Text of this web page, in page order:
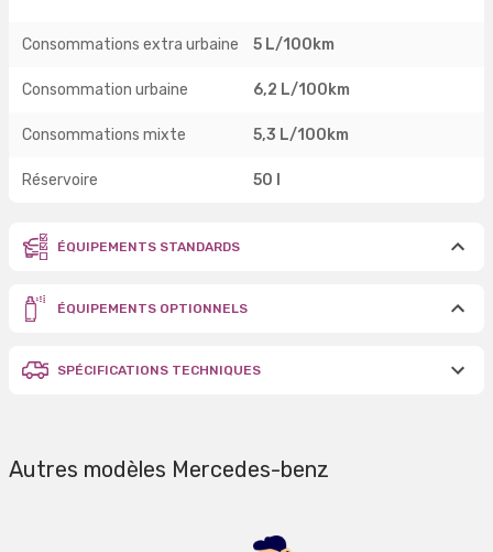
Consommations extra urbaine 5 L/100km
Consommation urbaine 6,2 L/100km
Consommations mixte 5,3 L/100km
Réservoire 50 l
ÉQUIPEMENTS STANDARDS
ÉQUIPEMENTS OPTIONNELS
SPÉCIFICATIONS TECHNIQUES
Autres modèles Mercedes-benz